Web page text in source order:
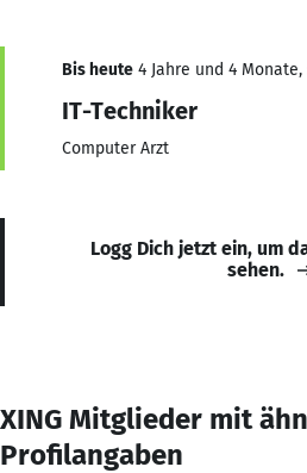
Bis heute 4 Jahre und 4
IT-Techniker
Computer Arzt
Logg Dich jetzt ein, um
sehen.
XING Mitglieder mit
Profilangaben